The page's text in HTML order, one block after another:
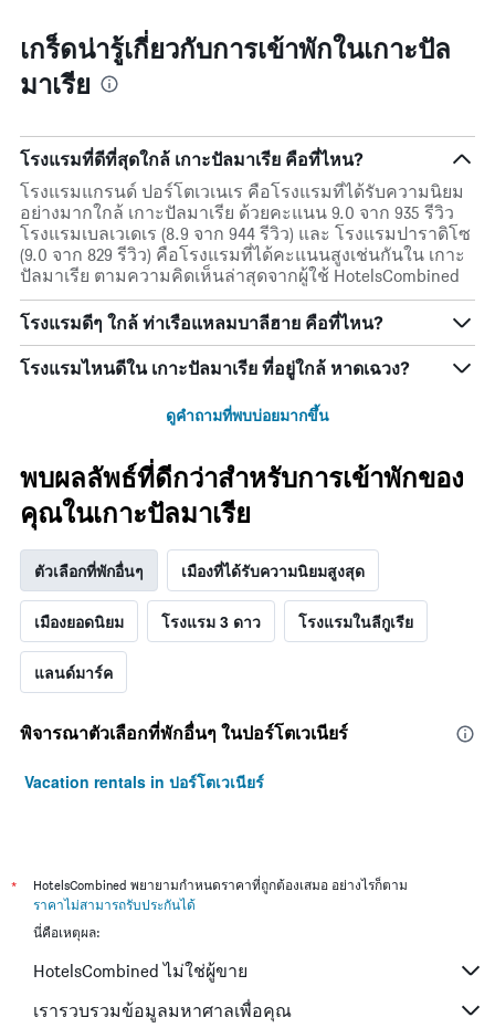
เกร็ดน่ารู้เกี่ยวกับการเข้าพักในเกาะปัล
มาเรีย
โรงแรมที่ดีที่สุดใกล้ เกาะปัลมาเรีย คือที่ไหน?
โรงแรมแกรนด์ ปอร์โตเวเนเร คือโรงแรมที่ได้รับความนิยม
อย่างมากใกล้ เกาะปัลมาเรีย ด้วยคะแนน 9.0 จาก 935 รีวิว
โรงแรมเบลเวเดเร (8.9 จาก 944 รีวิว) และ โรงแรมปาราดิโซ
(9.0 จาก 829 รีวิว) คือโรงแรมที่ได้คะแนนสูงเช่นกันใน เกาะ
ปัลมาเรีย ตามความคิดเห็นล่าสุดจากผู้ใช้ HotelsCombined
โรงแรมดีๆ ใกล้ ท่าเรือแหลมบาลีฮาย คือที่ไหน?
โรงแรมไหนดีใน เกาะปัลมาเรีย ที่อยู่ใกล้ หาดเฉวง?
ดูคำถามที่พบบ่อยมากขึ้น
พบผลลัพธ์ที่ดีกว่าสำหรับการเข้าพักของ
คุณในเกาะปัลมาเรีย
ตัวเลือกที่พักอื่นๆ เมืองที่ได้รับความนิยมสูงสุด
เมืองยอดนิยม โรงแรม 3 ดาว โรงแรมในลีกูเรีย
แลนด์มาร์ค
พิจารณาตัวเลือกที่พักอื่นๆ ในปอร์โตเวเนียร์
Vacation rentals in ปอร์โตเวเนียร์
*
HotelsCombined พยายามกำหนดราคาที่ถูกต้องเสมอ อย่างไรก็ตาม
ราคาไม่สามารถรับประกันได้
นี่คือเหตุผล:
HotelsCombined ไม่ใช่ผู้ขาย
เรารวบรวมข้อมูลมหาศาลเพื่อคุณ